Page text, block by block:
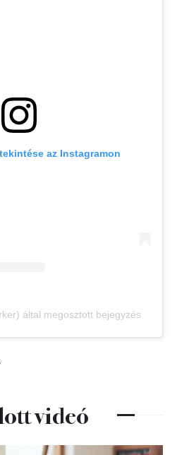
az Instagramon
által megosztott bejegyzés
videó